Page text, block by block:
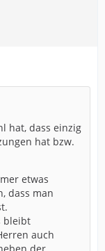
hat, dass einzig
hat bzw.
etwas
dass man
bleibt
auch